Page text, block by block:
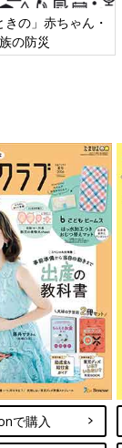
きの」赤ちゃん・
の防災
で購入